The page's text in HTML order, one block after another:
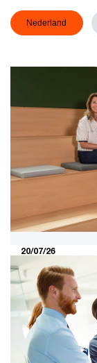
Nederland
20/07/26
Sociale
maken,
Sociale
meetbaar